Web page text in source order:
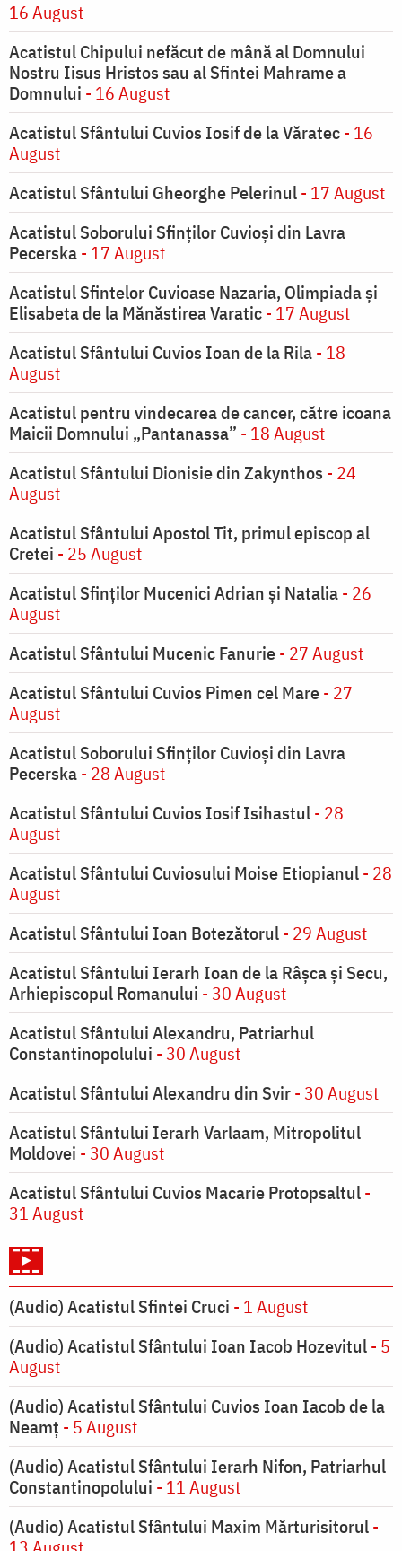
16 August
Acatistul Chipului nefăcut de mână al Domnului
Nostru Iisus Hristos sau al Sfintei Mahrame a
Domnului - 16 August
Acatistul Sfântului Cuvios Iosif de la Văratec- 16
August
Acatistul Sfântului Gheorghe Pelerinul- 17 August
Acatistul Soborului Sfinților Cuvioși din Lavra
Pecerska- 17 August
Acatistul Sfintelor Cuvioase Nazaria, Olimpiada și
Elisabeta de la Mănăstirea Varatic- 17 August
Acatistul Sfântului Cuvios Ioan de la Rila- 18
August
Acatistul pentru vindecarea de cancer, către icoana
Maicii Domnului „Pantanassa” - 18 August
Acatistul Sfântului Dionisie din Zakynthos - 24
August
Acatistul Sfântului Apostol Tit, primul episcop al
Cretei - 25 August
Acatistul Sfinților Mucenici Adrian și Natalia- 26
August
Acatistul Sfântului Mucenic Fanurie- 27 August
Acatistul Sfântului Cuvios Pimen cel Mare- 27
August
Acatistul Soborului Sfinților Cuvioși din Lavra
Pecerska- 28 August
Acatistul Sfântului Cuvios Iosif Isihastul- 28
August
Acatistul Sfântului Cuviosului Moise Etiopianul- 28
August
Acatistul Sfântului Ioan Botezătorul- 29 August
Acatistul Sfântului Ierarh Ioan de la Râşca şi Secu,
Arhiepiscopul Romanului - 30 August
Acatistul Sfântului Alexandru, Patriarhul
Constantinopolului - 30 August
Acatistul Sfântului Alexandru din Svir- 30 August
Acatistul Sfântului Ierarh Varlaam, Mitropolitul
Moldovei - 30 August
Acatistul Sfântului Cuvios Macarie Protopsaltul-
31 August
(Audio) Acatistul Sfintei Cruci - 1 August
(Audio) Acatistul Sfântului Ioan Iacob Hozevitul- 5
August
(Audio) Acatistul Sfântului Cuvios Ioan Iacob de la
Neamț - 5 August
(Audio) Acatistul Sfântului Ierarh Nifon, Patriarhul
Constantinopolului - 11 August
(Audio) Acatistul Sfântului Maxim Mărturisitorul-